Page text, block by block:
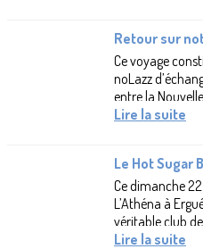
Ce voyage
noLazz
entre la
des Aprèm’Jazz
Lire la suite
Le Hot Sugar
Ce dimanche
L’Athéna à
véritable club
des ApremJazz,
Lire la suite